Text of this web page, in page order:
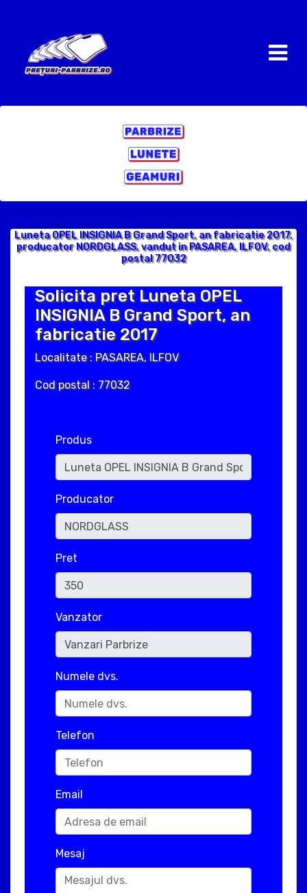
Luneta OPEL INSIGNIA B Grand Sport, an fabricatie 2017,
producator NORDGLASS, vandut in PASAREA, ILFOV, cod
postal 77032
Solicita pret Luneta OPEL
INSIGNIA B Grand Sport, an
fabricatie 2017
Localitate : PASAREA, ILFOV
Cod postal : 77032
Produs
Producator
Pret
Vanzator
Numele dvs.
Telefon
Email
Mesaj